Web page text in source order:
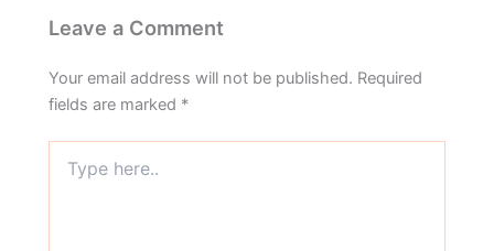
Leave a Comment
Your email address will not be published. Required
fields are marked *
here..